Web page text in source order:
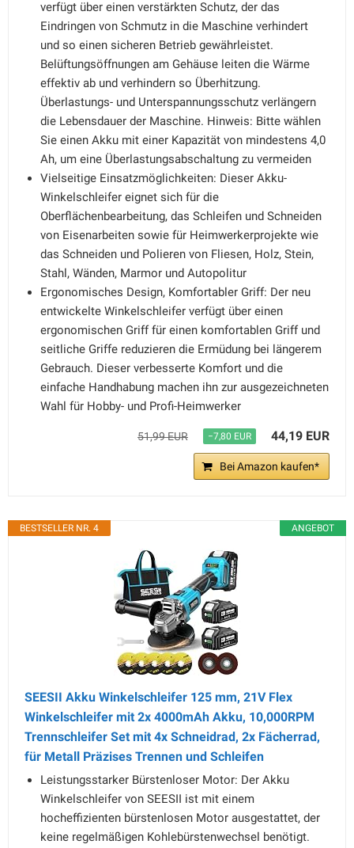
verfügt über einen verstärkten Schutz, der das
Eindringen von Schmutz in die Maschine verhindert
und so einen sicheren Betrieb gewährleistet.
Belüftungsöffnungen am Gehäuse leiten die Wärme
effektiv ab und verhindern so Überhitzung.
Überlastungs- und Unterspannungsschutz verlängern
die Lebensdauer der Maschine. Hinweis: Bitte wählen
Sie einen Akku mit einer Kapazität von mindestens 4,0
Ah, um eine Überlastungsabschaltung zu vermeiden
Vielseitige Einsatzmöglichkeiten: Dieser Akku-
Winkelschleifer eignet sich für die
Oberflächenbearbeitung, das Schleifen und Schneiden
von Eisenarbeiten sowie für Heimwerkerprojekte wie
das Schneiden und Polieren von Fliesen, Holz, Stein,
Stahl, Wänden, Marmor und Autopolitur
Ergonomisches Design, Komfortabler Griff: Der neu
entwickelte Winkelschleifer verfügt über einen
ergonomischen Griff für einen komfortablen Griff und
seitliche Griffe reduzieren die Ermüdung bei längerem
Gebrauch. Dieser verbesserte Komfort und die
einfache Handhabung machen ihn zur ausgezeichneten
Wahl für Hobby- und Profi-Heimwerker
51,99 EUR −7,80 EUR 44,19 EUR
Bei Amazon kaufen*
ANGEBOT
BESTSELLER NR. 4
SEESII Akku Winkelschleifer 125 mm, 21V Flex
Winkelschleifer mit 2x 4000mAh Akku, 10,000RPM
Trennschleifer Set mit 4x Schneidrad, 2x Fächerrad,
für Metall Präzises Trennen und Schleifen
Leistungsstarker Bürstenloser Motor: Der Akku
Winkelschleifer von SEESII ist mit einem
hocheffizienten bürstenlosen Motor ausgestattet, der
keine regelmäßigen Kohlebürstenwechsel benötigt.